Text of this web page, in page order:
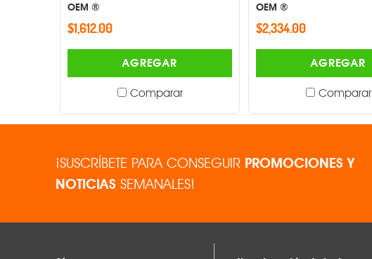
OEM ®
$1,612.00
AGREGAR
Comparar
OEM ®
$2,334.00
AGREGAR
Comparar
¡SUSCRÍBETE PARA CONSEGUIR PROMOCIONES Y
NOTICIAS SEMANALES!